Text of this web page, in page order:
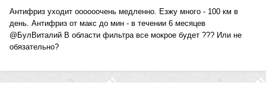
Антифриз уходит оооооочень медленно. Езжу много - 100 км в
день. Антифриз от макс до мин - в течении 6 месяцев
@БулВиталий В области фильтра все мокрое будет ??? Или не
обязательно?